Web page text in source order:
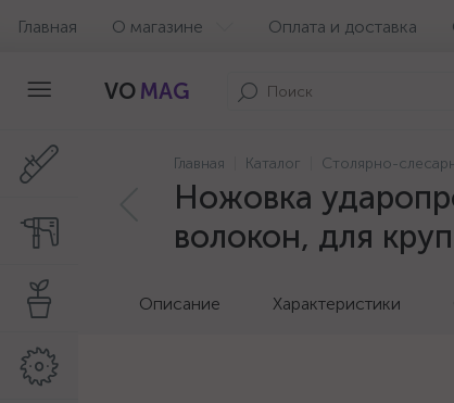
Главная О магазине Оплата и доставка
VO MAG
Главная Каталог Столярно-
Ножовка
волокон, для
Описание Характеристики